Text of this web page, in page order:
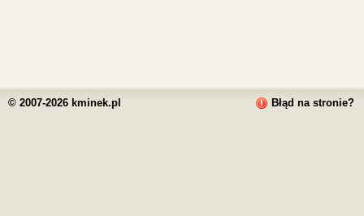
Błąd na stronie?
© 2007-2026 kminek.pl